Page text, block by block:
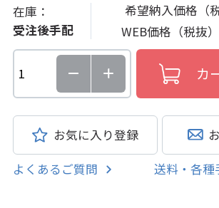
在庫：
受注後手配
希望納入価格（
WEB価格（税抜
お気に入り登録
よくあるご質問 送料・各種